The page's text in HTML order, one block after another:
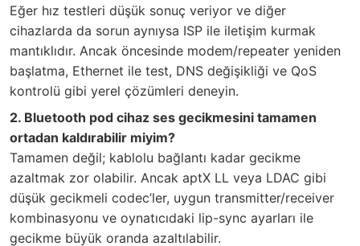
Eğer hız testleri düşük sonuç veriyor ve diğer
cihazlarda da sorun aynıysa ISP ile iletişim kurmak
mantıklıdır. Ancak öncesinde modem/repeater yeniden
başlatma, Ethernet ile test, DNS değişikliği ve QoS
kontrolü gibi yerel çözümleri deneyin.
2. Bluetooth pod cihaz ses gecikmesini tamamen
ortadan kaldırabilir miyim?
Tamamen değil; kablolu bağlantı kadar gecikme
azaltmak zor olabilir. Ancak aptX LL veya LDAC gibi
düşük gecikmeli codec’ler, uygun transmitter/receiver
kombinasyonu ve oynatıcıdaki lip-sync ayarları ile
gecikme büyük oranda azaltılabilir.